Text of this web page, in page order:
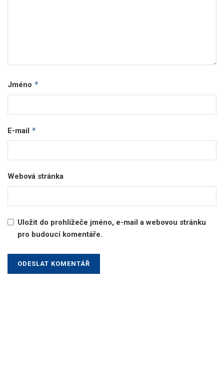
Jméno *
E-mail *
Webová stránka
Uložit do prohlížeče jméno, e-mail a webovou stránku
pro budoucí komentáře.